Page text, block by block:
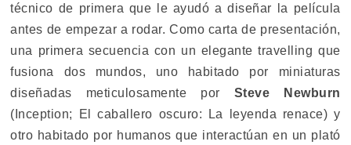
técnico de primera que le ayudó a diseñar la película
antes de empezar a rodar. Como carta de presentación,
una primera secuencia con un elegante travelling que
fusiona dos mundos, uno habitado por miniaturas
diseñadas meticulosamente por Steve Newburn
(Inception; El caballero oscuro: La leyenda renace) y
otro habitado por humanos que interactúan en un plató